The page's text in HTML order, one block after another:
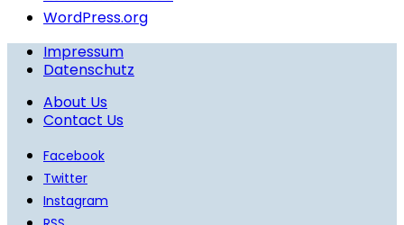
WordPress.org
Impressum
Datenschutz
About Us
Contact Us
Facebook
Twitter
Instagram